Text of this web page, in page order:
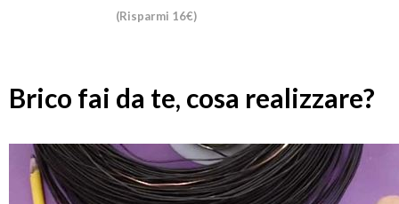
(Risparmi 16€)
Brico fai da te, cosa realizzare?